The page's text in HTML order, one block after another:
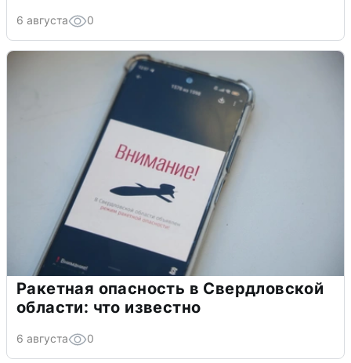
6 августа 0
Ракетная опасность в Свердловской
области: что известно
6 августа 0